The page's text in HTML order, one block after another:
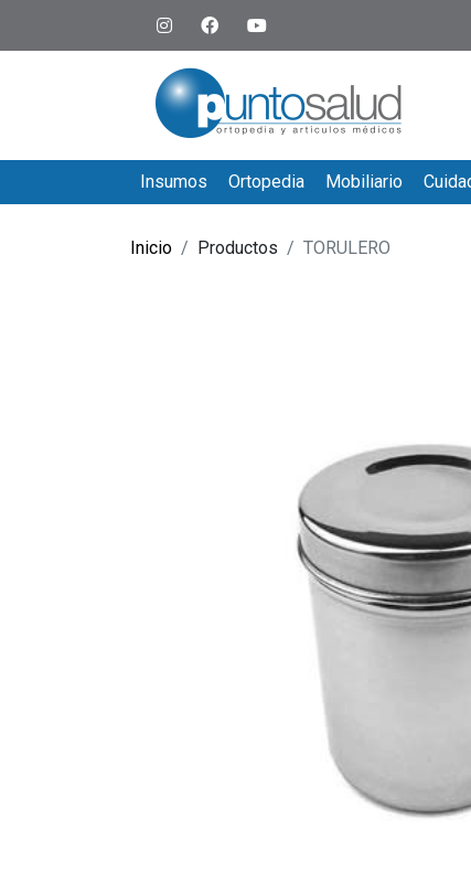
Insumos Ortopedia Mobiliario
Inicio Productos TORULERO